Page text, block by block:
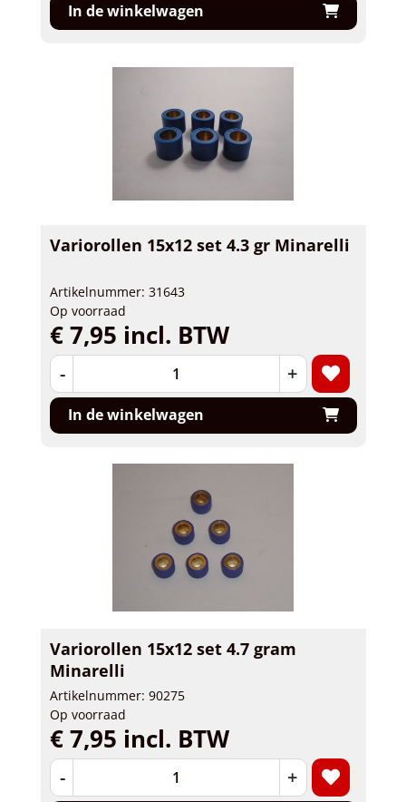
In de winkelwagen
Variorollen 15x12 set 4.3 gr Minarelli
Artikelnummer: 31643
Op voorraad
€ 7,95 incl. BTW
- +
In de winkelwagen
Variorollen 15x12 set 4.7 gram
Minarelli
Artikelnummer: 90275
Op voorraad
€ 7,95 incl. BTW
- +